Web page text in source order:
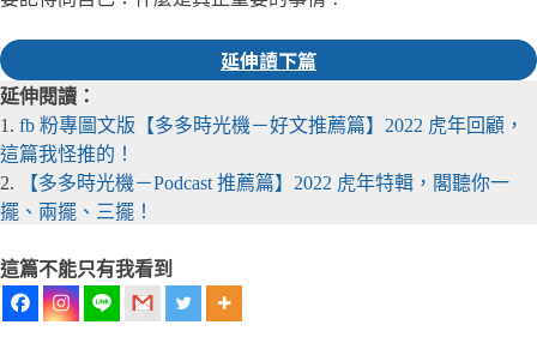
延伸讀下篇
延伸閱讀：
1. fb 粉專圖文版【多多時光機－好文推薦篇】2022 虎年回顧，
這篇我怪推的！
2.
【多多時光機－Podcast 推薦篇】2022 虎年特輯，閣聽你一
擺、兩擺、三擺！
這篇不能只有我看到